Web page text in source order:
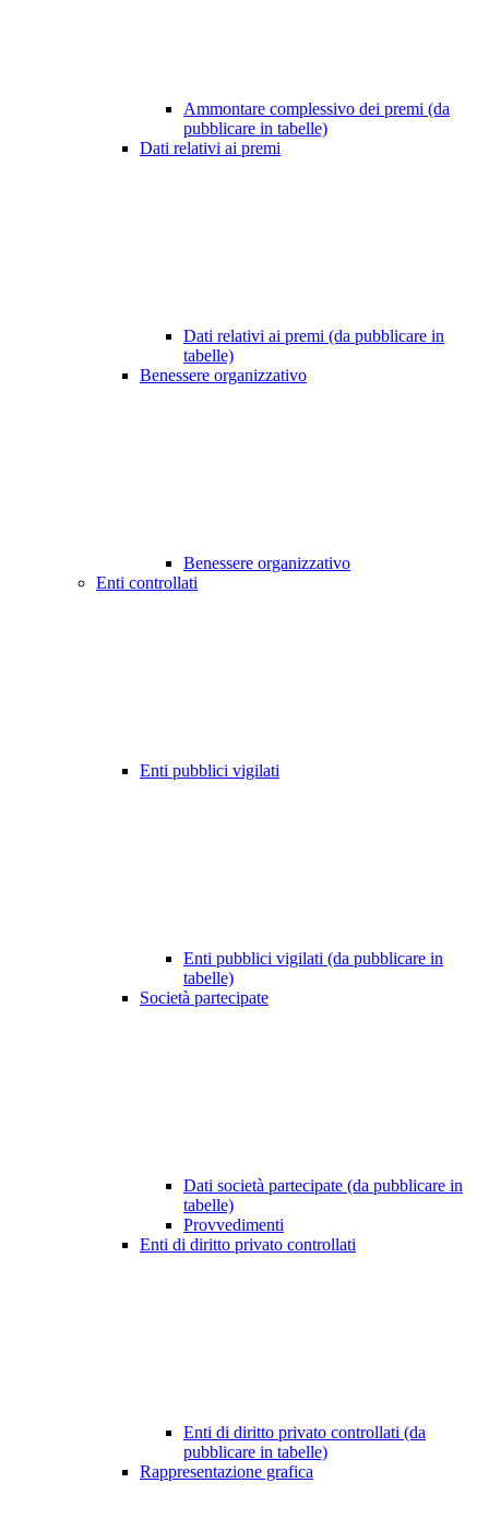
Ammontare complessivo dei premi (da
pubblicare in tabelle)
Dati relativi ai premi
Dati relativi ai premi (da pubblicare in
tabelle)
Benessere organizzativo
Benessere organizzativo
Enti controllati
Enti pubblici vigilati
Enti pubblici vigilati (da pubblicare in
tabelle)
Società partecipate
Dati società partecipate (da pubblicare in
tabelle)
Provvedimenti
Enti di diritto privato controllati
Enti di diritto privato controllati (da
pubblicare in tabelle)
Rappresentazione grafica